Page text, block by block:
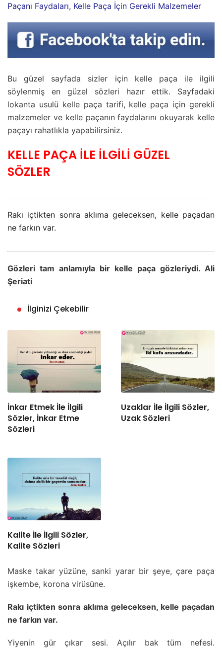
Paçanı Faydaları, Kelle Paça İçin Gerekli Malzemeler
Bu güzel sayfada sizler için kelle paça ile ilgili
söylenmiş en güzel sözleri hazır ettik. Sayfadaki
lokanta usulü kelle paça tarifi, kelle paça için gerekli
malzemeler ve kelle paçanın faydalarını okuyarak kelle
paçayı rahatlıkla yapabilirsiniz.
KELLE PAÇA İLE İLGİLİ GÜZEL
SÖZLER
Rakı içtikten sonra aklıma geleceksen, kelle paçadan
ne farkın var.
Gözleri tam anlamıyla bir kelle paça gözleriydi. Ali
Şeriati
İlginizi Çekebilir
İnkar Etmek İle İlgili
Sözler, İnkar Etme
Sözleri
Uzaklar İle İlgili Sözler,
Uzak Sözleri
Kalite İle İlgili Sözler,
Kalite Sözleri
Maske takar yüzüne, sanki yarar bir şeye, çare paça
işkembe, korona virüsüne.
Rakı içtikten sonra aklıma geleceksen, kelle paçadan
ne farkın var.
Yiyenin gür çıkar sesi. Açılır bak tüm nefesi.